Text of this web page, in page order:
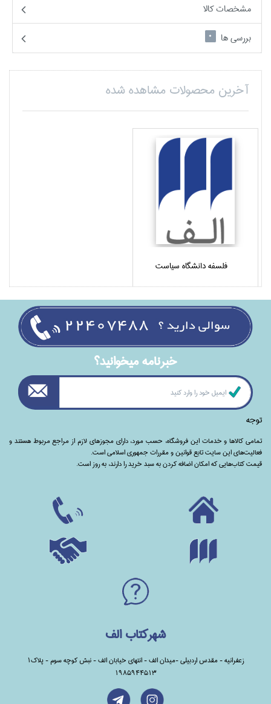
مشخصات کالا
بررسی ها
0
آخرین محصولات مشاهده شده
فلسفه دانشگاه سياست
خبرنامه ميخوانيد؟
توجه
تمامی‌ کالاها و خدمات این فروشگاه، حسب مورد،‌ دارای مجوزهای لازم از مراجع مربوط هستند ‌و‌‌
فعالیت‌های این سایت تابع قوانین و مقررات جمهوری اسلامی است.
قیمت کتاب‌هایی که امکان اضافه کردن به سبد خرید را دارند،‌ به روز است.
شهرکتاب الف
زعفرانیه - مقدس اردبیلی -میدان الف - انتهای خیابان الف - نبش کوچه سوم - پلاک1
1985944513